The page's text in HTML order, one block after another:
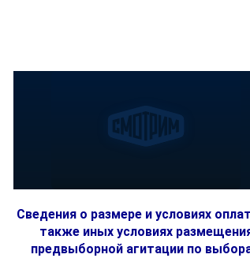
Сведения о размере и условиях
также иных условиях
предвыборной агитации по